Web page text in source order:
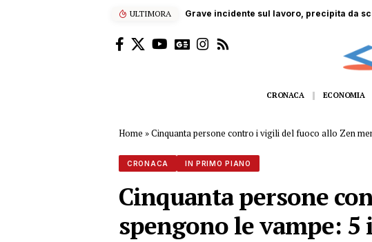
ULTIMORA Grave incidente sul lavoro, precipita da
CRONACA ECONOMIA
Home »Cinquanta persone contro i vigili del fuoco allo Zen
CRONACA IN PRIMO PIANO
Cinquanta persone
spengono le vampe: 5